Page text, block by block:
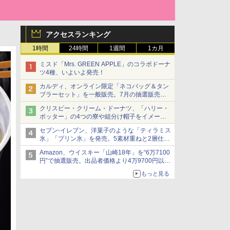
アクセスランキング
1時間 24時間 1週間 1カ月
ミスド「Mrs. GREEN APPLE」のコラボドーナ
ツ4種、いよいよ発売！
カルディ、オンライン限定「ネコバッグ＆タン
ブラーセット」を一般販売。7月の抽選販売の
当選無効分
クリスピー・クリーム・ドーナツ、「ハリー・
ポッター」の4つの寮や組分け帽子をイメージ
したドーナツなど発売
セブン-イレブン、洋菓子のような「ティラミス
氷」「プリン氷」を発売。5素材重ねと2層仕立
ての濃厚な味わい
Amazon、ウイスキー「山崎18年」を“6万7100
円”で抽選販売。出品者価格より4万9700円以上
もっと見る